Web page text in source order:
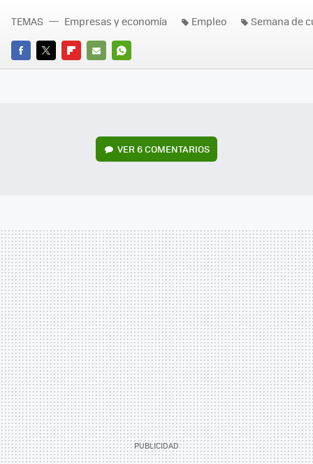
FACEBOOK
TWITTERFLIPBOARD
E-
WHATSAPP
TEMAS Empresas y economía Empleo Semana de
VER6 COMENTARIOS